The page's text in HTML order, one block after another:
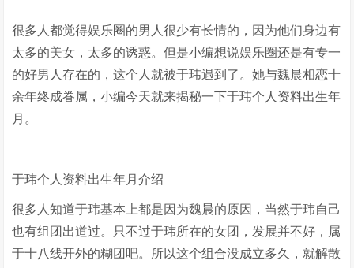
很多人都觉得娱乐圈的男人很少有长情的，因为他们身边有
太多的美女，太多的诱惑。但是小编想说娱乐圈还是有专一
的好男人存在的，这个人就被于玮遇到了。她与魏晨相恋十
余年终成眷属，小编今天就来揭秘一下于玮个人资料出生年
月。
于玮个人资料出生年月介绍
很多人知道于玮基本上都是因为魏晨的原因，当然于玮自己
也有组团出道过。只不过于玮所在的女团，发展并不好，属
于十八线开外的糊团吧。所以这个组合没成立多久，就解散